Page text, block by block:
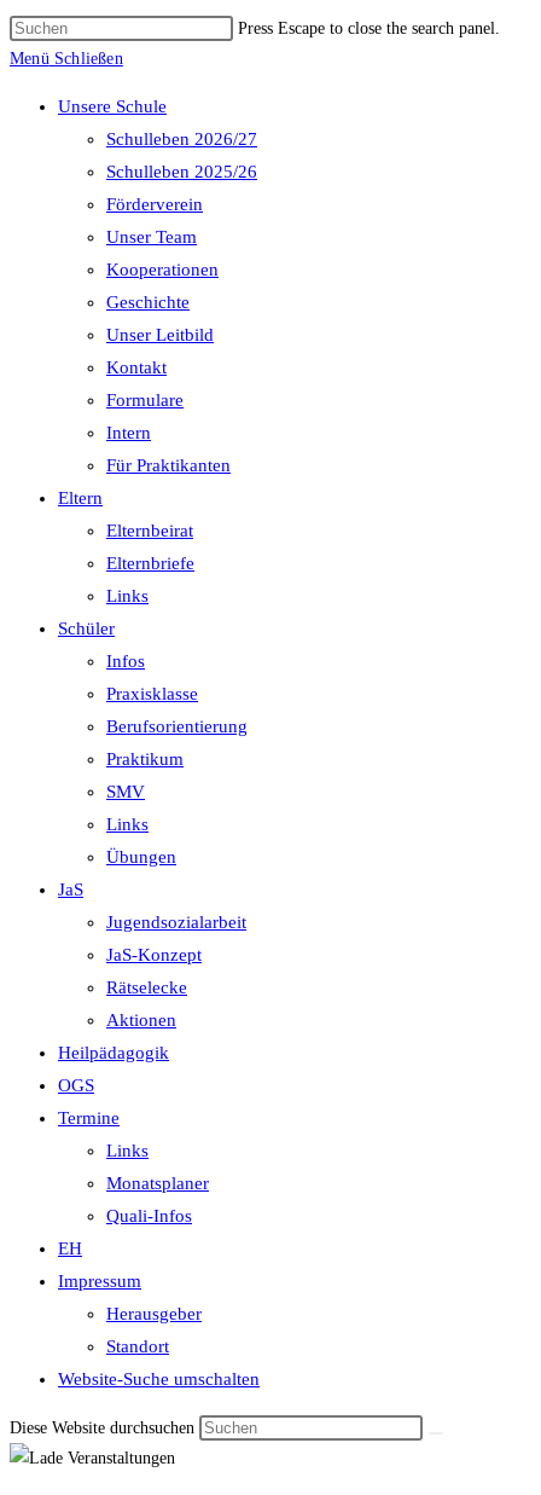
Press Escape to close the search panel.
Menü Schließen
Unsere Schule
Schulleben 2026/27
Schulleben 2025/26
Förderverein
Unser Team
Kooperationen
Geschichte
Unser Leitbild
Kontakt
Formulare
Intern
Für Praktikanten
Eltern
Elternbeirat
Elternbriefe
Links
Schüler
Infos
Praxisklasse
Berufsorientierung
Praktikum
SMV
Links
Übungen
JaS
Jugendsozialarbeit
JaS-Konzept
Rätselecke
Aktionen
Heilpädagogik
OGS
Termine
Links
Monatsplaner
Quali-Infos
EH
Impressum
Herausgeber
Standort
Website-Suche umschalten
Diese Website durchsuchen